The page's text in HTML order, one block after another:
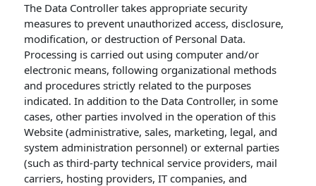
The Data Controller takes appropriate security
measures to prevent unauthorized access, disclosure,
modification, or destruction of Personal Data.
Processing is carried out using computer and/or
electronic means, following organizational methods
and procedures strictly related to the purposes
indicated. In addition to the Data Controller, in some
cases, other parties involved in the operation of this
Website (administrative, sales, marketing, legal, and
system administration personnel) or external parties
(such as third-party technical service providers, mail
carriers, hosting providers, IT companies, and